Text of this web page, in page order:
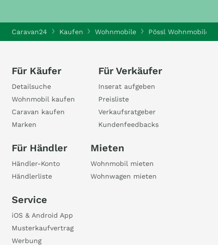
Caravan24 Kaufen Wohnmobile Pössl Wohnmobile
Für Käufer
Detailsuche
Wohnmobil kaufen
Caravan kaufen
Marken
Für Verkäufer
Inserat aufgeben
Preisliste
Verkaufsratgeber
Kundenfeedbacks
Für Händler
Händler-Konto
Händlerliste
Mieten
Wohnmobil mieten
Wohnwagen mieten
Service
iOS & Android App
Musterkaufvertrag
Werbung